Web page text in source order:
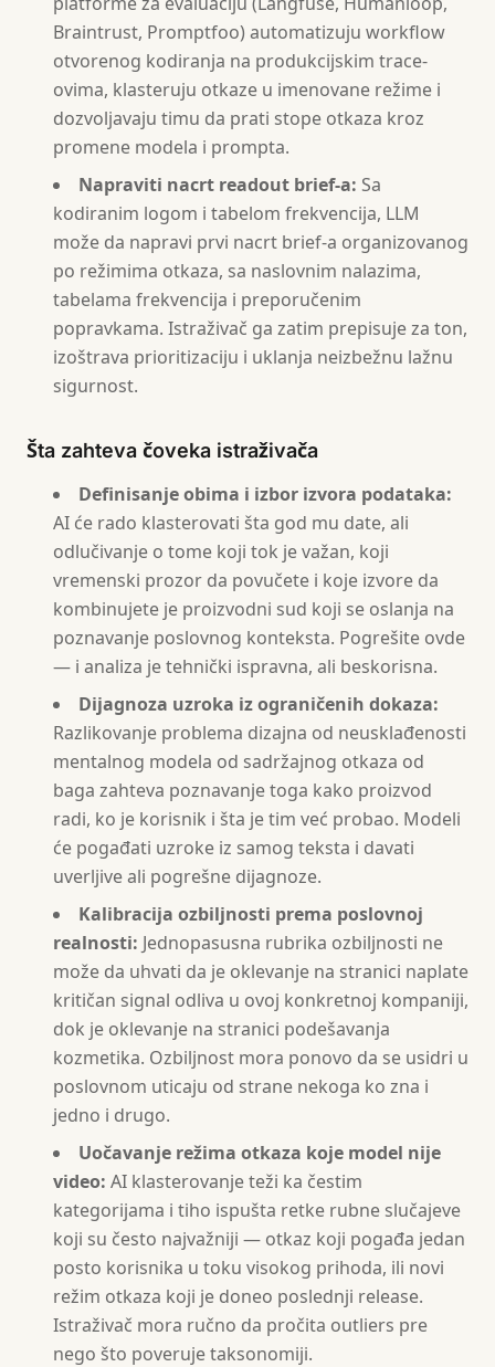
Braintrust, Promptfoo) automatizuju workflow
otvorenog kodiranja na produkcijskim trace-
ovima, klasteruju otkaze u imenovane režime i
dozvoljavaju timu da prati stope otkaza kroz
promene modela i prompta.
Napraviti nacrt readout brief-a: Sa
kodiranim logom i tabelom frekvencija, LLM
može da napravi prvi nacrt brief-a organizovanog
po režimima otkaza, sa naslovnim nalazima,
tabelama frekvencija i preporučenim
popravkama. Istraživač ga zatim prepisuje za ton,
izoštrava prioritizaciju i uklanja neizbežnu lažnu
sigurnost.
Šta zahteva čoveka istraživača
Definisanje obima i izbor izvora podataka:
AI će rado klasterovati šta god mu date, ali
odlučivanje o tome koji tok je važan, koji
vremenski prozor da povučete i koje izvore da
kombinujete je proizvodni sud koji se oslanja na
poznavanje poslovnog konteksta. Pogrešite ovde
— i analiza je tehnički ispravna, ali beskorisna.
Dijagnoza uzroka iz ograničenih dokaza:
Razlikovanje problema dizajna od neusklađenosti
mentalnog modela od sadržajnog otkaza od
baga zahteva poznavanje toga kako proizvod
radi, ko je korisnik i šta je tim već probao. Modeli
će pogađati uzroke iz samog teksta i davati
uverljive ali pogrešne dijagnoze.
Kalibracija ozbiljnosti prema poslovnoj
realnosti: Jednopasusna rubrika ozbiljnosti ne
može da uhvati da je oklevanje na stranici naplate
kritičan signal odliva u ovoj konkretnoj kompaniji,
dok je oklevanje na stranici podešavanja
kozmetika. Ozbiljnost mora ponovo da se usidri u
poslovnom uticaju od strane nekoga ko zna i
jedno i drugo.
Uočavanje režima otkaza koje model nije
video: AI klasterovanje teži ka čestim
kategorijama i tiho ispušta retke rubne slučajeve
koji su često najvažniji — otkaz koji pogađa jedan
posto korisnika u toku visokog prihoda, ili novi
režim otkaza koji je doneo poslednji release.
Istraživač mora ručno da pročita outliers pre
nego što poveruje taksonomiji.